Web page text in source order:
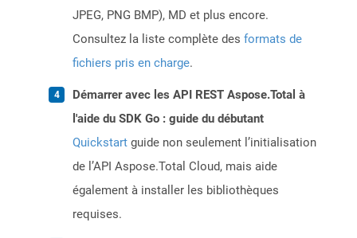
JPEG, PNG BMP), MD et plus encore.
Consultez la liste complète des formats de
fichiers pris en charge.
Démarrer avec les API REST Aspose.Total à
l'aide du SDK Go : guide du débutant
Quickstart guide non seulement l’initialisation
de l’API Aspose.Total Cloud, mais aide
également à installer les bibliothèques
requises.